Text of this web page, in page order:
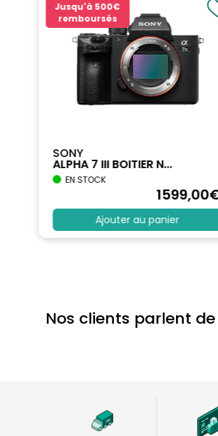
Jusqu'à 500€
remboursés
SONY
ALPHA 7 III BOITIER N...
EN STOCK
1599,00
Ajouter au panier
Nos clients parlent